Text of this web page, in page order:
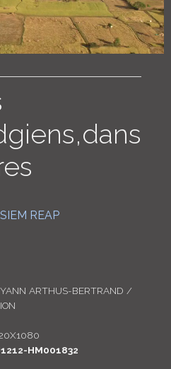
ENGLISH
SIEM REAP
ARTHUS-BERTRAND /
HM001832